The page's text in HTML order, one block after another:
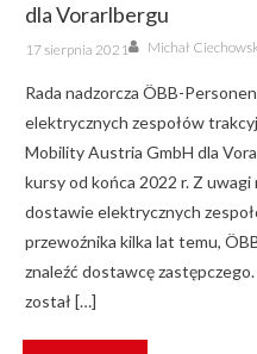
dla Vorarlbergu
Posted
on
17 sierpnia 2021 Author
Michał
Rada nadzorcza ÖBB-
elektrycznych zespołów
Mobility Austria GmbH dla
kursy od końca 2022 r. Z
dostawie elektrycznych
przewoźnika kilka lat temu,
znaleźć dostawcę
został […]